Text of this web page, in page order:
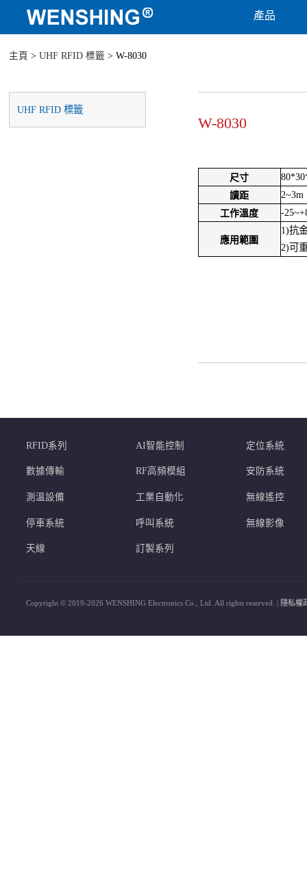
產品
主頁 > UHF RFID 標籤 > W-8030
UHF RFID 標籤
W-8030
尺寸
讀距 2~3m
工作溫度 -
應用範圍
1)抗
2)可
RFID系列 AI智能控制 定位系統
數據傳輸 RF高頻模組 安防系統
測溫設備 工業自動化 無線遙控
停車系統 呼叫系統 無線影像
天線 訂製系列
Copyright © 2019-2026 WENSHING Electronics Co., Ltd. All rights reserved. | 隱私權